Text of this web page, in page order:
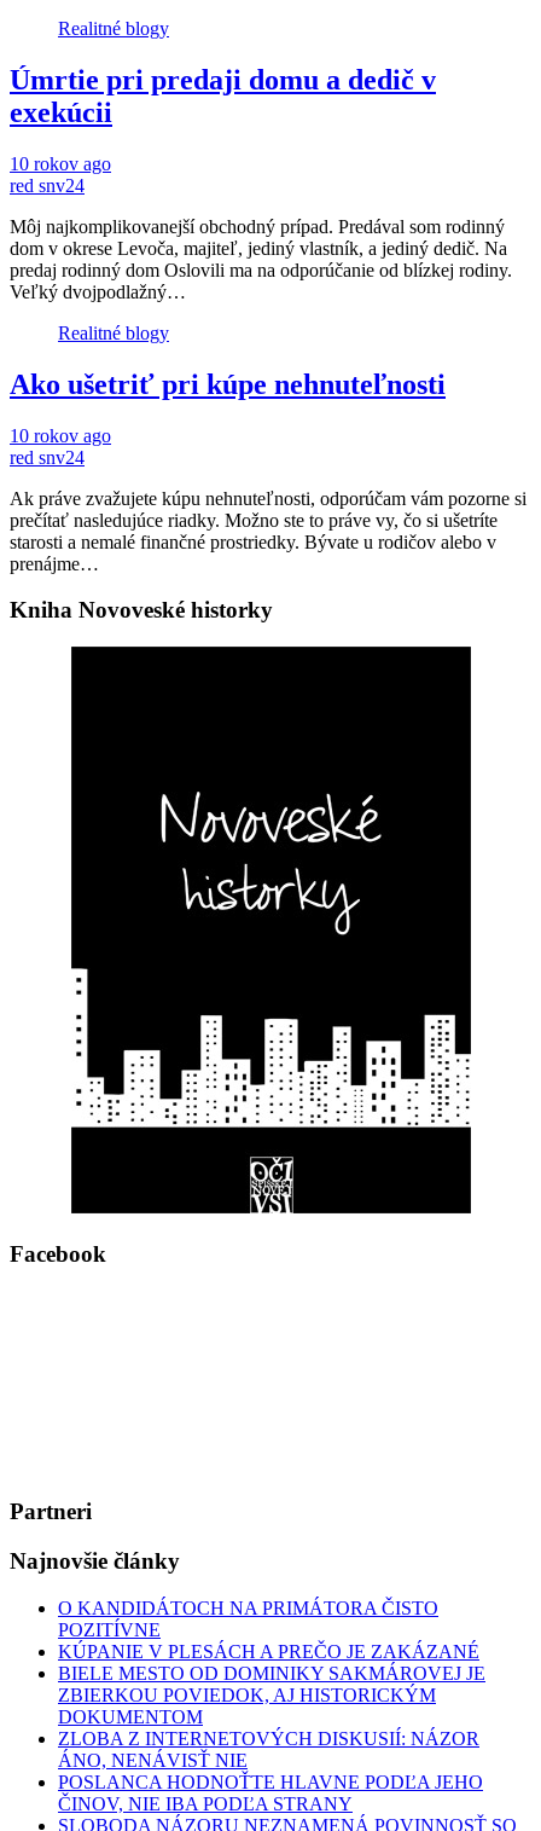
Realitné blogy
Úmrtie pri predaji domu a dedič v
exekúcii
10 rokov ago
red snv24
Môj najkomplikovanejší obchodný prípad. Predával som rodinný
dom v okrese Levoča, majiteľ, jediný vlastník, a jediný dedič. Na
predaj rodinný dom Oslovili ma na odporúčanie od blízkej rodiny.
Veľký dvojpodlažný…
Realitné blogy
Ako ušetriť pri kúpe nehnuteľnosti
10 rokov ago
red snv24
Ak práve zvažujete kúpu nehnuteľnosti, odporúčam vám pozorne si
prečítať nasledujúce riadky. Možno ste to práve vy, čo si ušetríte
starosti a nemalé finančné prostriedky. Bývate u rodičov alebo v
prenájme…
Kniha Novoveské historky
Facebook
Partneri
Najnovšie články
O KANDIDÁTOCH NA PRIMÁTORA ČISTO
POZITÍVNE
KÚPANIE V PLESÁCH A PREČO JE ZAKÁZANÉ
BIELE MESTO OD DOMINIKY SAKMÁROVEJ JE
ZBIERKOU POVIEDOK, AJ HISTORICKÝM
DOKUMENTOM
ZLOBA Z INTERNETOVÝCH DISKUSIÍ: NÁZOR
ÁNO, NENÁVISŤ NIE
POSLANCA HODNOŤTE HLAVNE PODĽA JEHO
ČINOV, NIE IBA PODĽA STRANY
SLOBODA NÁZORU NEZNAMENÁ POVINNOSŤ SO